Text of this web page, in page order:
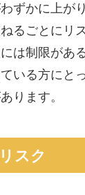
ずかに上が
るごとにリ
は制限があ
いる方にと
ります。
スク